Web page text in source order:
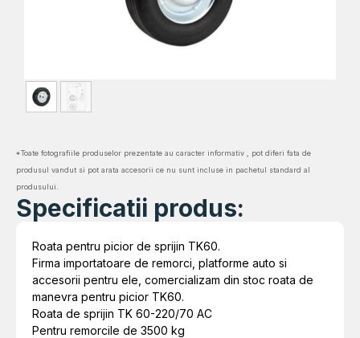
*Toate fotografiile produselor prezentate au caracter informativ , pot diferi fata de
produsul vandut si pot arata accesorii ce nu sunt incluse in pachetul standard al
produsului.
Specificatii produs:
Roata pentru picior de sprijin TK60.
Firma importatoare de remorci, platforme auto si
accesorii pentru ele, comercializam din stoc roata de
manevra pentru picior TK60.
Roata de sprijin TK 60-220/70 AC
Pentru remorcile de 3500 kg